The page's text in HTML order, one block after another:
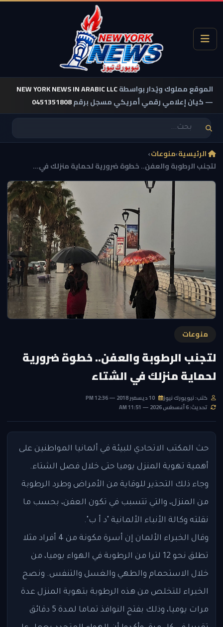
الموقع مملوك ويُدار بواسطةNEW YORK NEWS IN ARABIC LLC
— كيان إعلامي رقمي أمريكي مسجل برقم0451351808
الرئيسية›منوعات›
لتجنب الرطوبة والعفن.. خطوة ضرورية لحماية منزلك في...
منوعات
لتجنب الرطوبة والعفن.. خطوة ضرورية
لحماية منزلك في الشتاء
كتب: نيويورك نيوز
تحديث: 6 أغسطس 2026 — 11:51 AM
حث المكتب الاتحادي للبيئة في ألمانيا المواطنين على
أهمية تهوية المنزل يوميا حتى خلال فصل الشتاء.
وجاء ذلك التحذير للوقاية من الأمراض وطرد الرطوبة
من المنزل، والتي تتسبب في تكون العفن، بحسب ما
نقلته وكالة الأنباء الألمانية "د أ ب".
وقال الخبراء الألمان إن أسرة مكونة من 4 أفراد مثلا
تطلق نحو 12 لترا من الرطوبة في الهواء يوميا، من
خلال الاستحمام والطهي والغسل والتنفس. ونصح
الخبراء للتخلص من هذه الرطوبة بتهوية المنزل عدة
مرات يوميا، وذلك بفتح النوافذ تماما لمدة 5 دقائق